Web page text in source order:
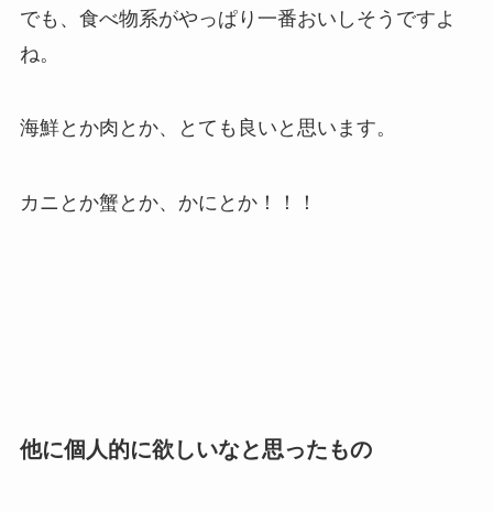
でも、食べ物系がやっぱり一番おいしそうですよ
ね。
海鮮とか肉とか、とても良いと思います。
カニとか蟹とか、かにとか！！！
他に個人的に欲しいなと思ったもの